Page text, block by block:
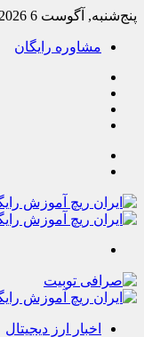
پنج‌شنبه, آگوست 6 2026
مشاوره رایگان
اخبار ارز دیجیتال